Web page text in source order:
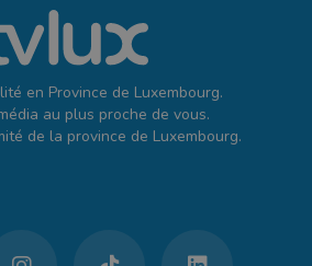
en Province de Luxembourg.
au plus proche de vous.
de la province de Luxembourg.